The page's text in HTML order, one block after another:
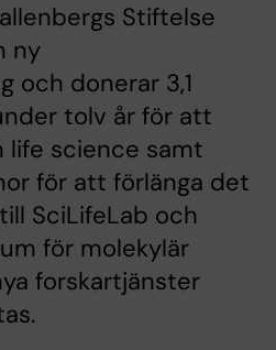
Stiftelse
ny
och donerar 3,1
tolv år för att
life science samt
för att förlänga det
SciLifeLab och
för molekylär
forskartjänster